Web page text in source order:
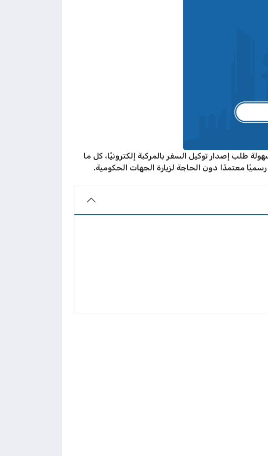
طلب إصدار توكيل السفر بالمركبة إلكترونيًا، كل ما
معتمدًا دون الحاجة لزيارة الجهات الحكومية.